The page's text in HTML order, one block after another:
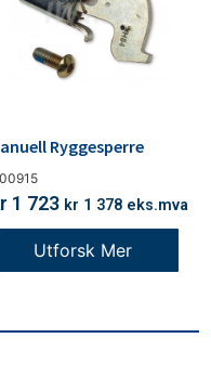
Ryggesperre
1 723 kr 1 378 eks.mva
Utforsk Mer